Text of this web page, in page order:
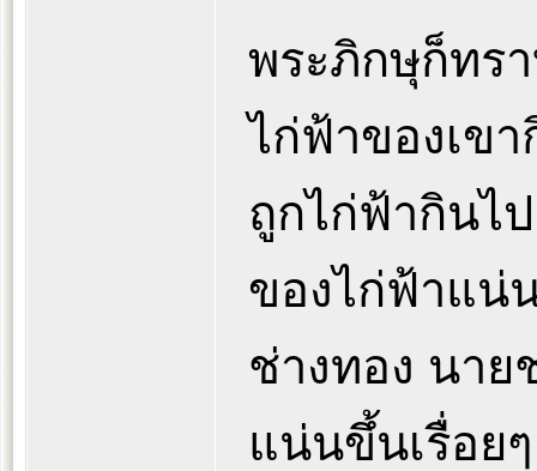
พระภิกษุก็ทร
ไก่ฟ้าของเข
ถูกไก่ฟ้ากินไ
ของไก่ฟ้าแน่
ช่างทอง นา
แน่นขึ้นเรื่อย